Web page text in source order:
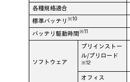
各種規格適合
標準バッテリ ※10
バッテリ駆動時間※11
ソフトウェア
プリインストー
ル/プリロード
※12
オフィス